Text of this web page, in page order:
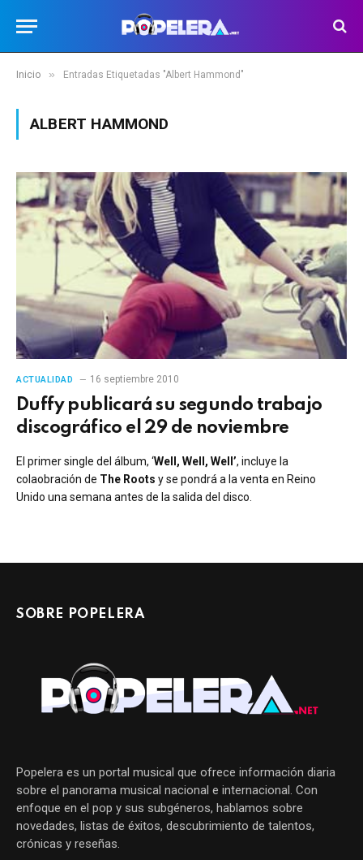
Inicio » Entradas Etiquetadas "Albert Hammond"
ALBERT HAMMOND
ACTUALIDAD 16 septiembre 2010
Duffy publicará su segundo trabajo
discográfico el 29 de noviembre
El primer single del álbum, ‘Well, Well, Well’, incluye la
colaobración de The Roots y se pondrá a la venta en Reino
Unido una semana antes de la salida del disco.
SOBRE POPELERA
Popelera es un portal musical que ofrece información diaria
sobre el panorama musical nacional e internacional. Con
enfoque en el pop y sus subgéneros, hablamos sobre
novedades, listas de éxitos, descubrimiento de talentos,
crónicas y reseñas.